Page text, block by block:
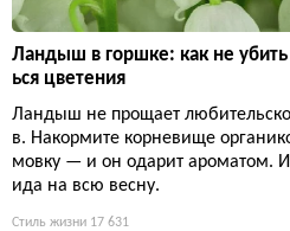
Ландыш в горшке: как не
ься цветения
Ландыш не прощает
в. Накормите корневище
мовку — и он одарит ароматом.
ида на всю весну.
Стиль жизни 17 631